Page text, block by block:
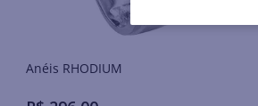
Anéis RHODIUM